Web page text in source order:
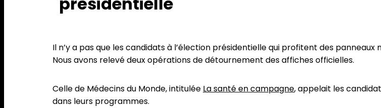
Il n’y a pas que les candidats à l’élection présidentielle qui profitent des
Nous avons relevé deux opérations de détournement des affiches officielles.
Celle de Médecins du Monde, intitulée La santé en campagne, appelait les
dans leurs programmes.